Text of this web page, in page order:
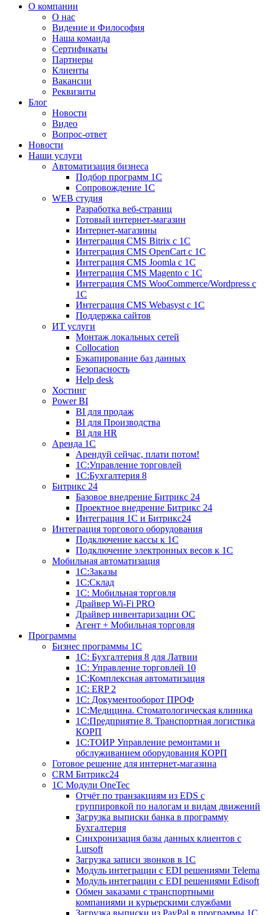
О компании
О нас
Видение и Философия
Наша команда
Сертификаты
Партнеры
Клиенты
Вакансии
Реквизиты
Блог
Новости
Видео
Вопрос-ответ
Новости
Наши услуги
Автоматизация бизнеса
Подбор программ 1С
Сопровождение 1С
WEB студия
Разработка веб-страниц
Готовый интернет-магазин
Интернет-магазины
Интеграция CMS Bitrix с 1С
Интеграция CMS OpenCart с 1С
Интеграция CMS Joomla с 1С
Интеграция CMS Magento с 1С
Интеграция CMS WooCommerce/Wordpress с
1С
Интеграция CMS Webasyst с 1С
Поддержка сайтов
ИТ услуги
Монтаж локальных сетей
Collocation
Бэкапирование баз данных
Безопасность
Help desk
Хостинг
Power BI
BI для продаж
BI для Производства
BI для HR
Аренда 1C
Арендуй сейчас, плати потом!
1С:Управление торговлей
1С:Бухгалтерия 8
Битрикс 24
Базовое внедрение Битрикс 24
Проектное внедрение Битрикс 24
Интеграция 1С и Битрикс24
Интеграция торгового оборудования
Подключение кассы к 1С
Подключение электронных весов к 1С
Мобильная автоматизация
1С:Заказы
1С:Склад
1С: Мобильная торговля
Драйвер Wi-Fi PRO
Драйвер инвентаризации ОС
Агент + Мобильная торговля
Программы
Бизнес программы 1С
1С: Бухгалтерия 8 для Латвии
1С: Управление торговлей 10
1C:Комплексная автоматизация
1С: ERP 2
1С: Документооборот ПРОФ
1С:Медицина. Стоматологическая клиника
1С:Предприятие 8. Транспортная логистика
КОРП
1С:ТОИР Управление ремонтами и
обслуживанием оборудования КОРП
Готовое решение для интернет-магазина
CRM Битрикс24
1C Модули OneTec
Отчёт по транзакциям из EDS с
группировкой по налогам и видам движений
Загрузка выписки банка в программу
Бухгалтерия
Синхронизация базы данных клиентов с
Lursoft
Загрузка записи звонков в 1С
Модуль интеграции с EDI решениями Telema
Модуль интеграции с EDI решениями Edisoft
Обмен заказами с транспортными
компаниями и курьерскими службами
Загрузка выписки из PayPal в программы 1C